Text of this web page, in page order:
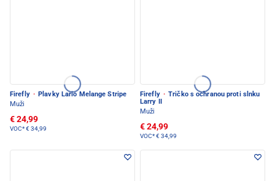
Firefly · Plavky Lario Melange Stripe
Muži
€ 24,99
VOC*€ 34,99
Firefly · Tričko s ochranou proti slnku
Larry II
Muži
€ 24,99
VOC*€ 34,99